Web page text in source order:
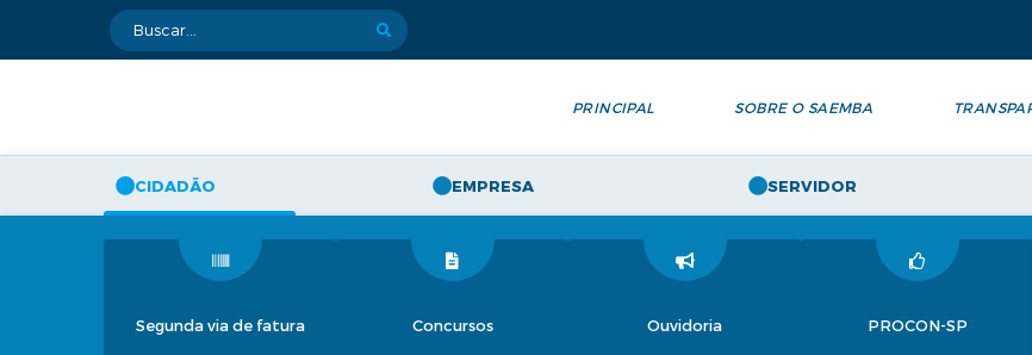
PRINCIPAL SOBRE O SAEMBA
CIDADÃO EMPRESA SERVIDOR
Segunda via de fatura Concursos Ouvidoria PROCON-SP